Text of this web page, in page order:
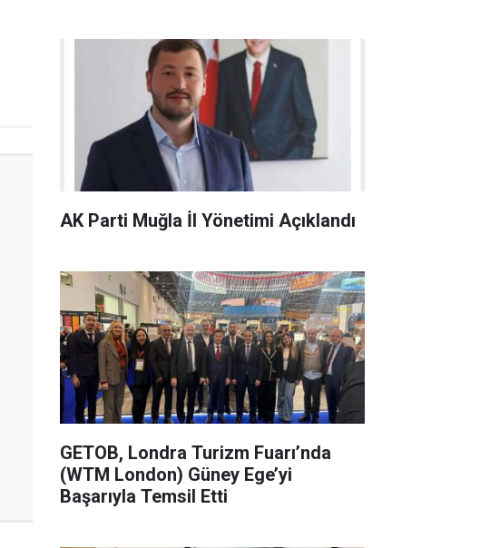
AK Parti Muğla İl Yönetimi Açıklandı
GETOB, Londra Turizm Fuarı’nda
(WTM London) Güney Ege’yi
Başarıyla Temsil Etti